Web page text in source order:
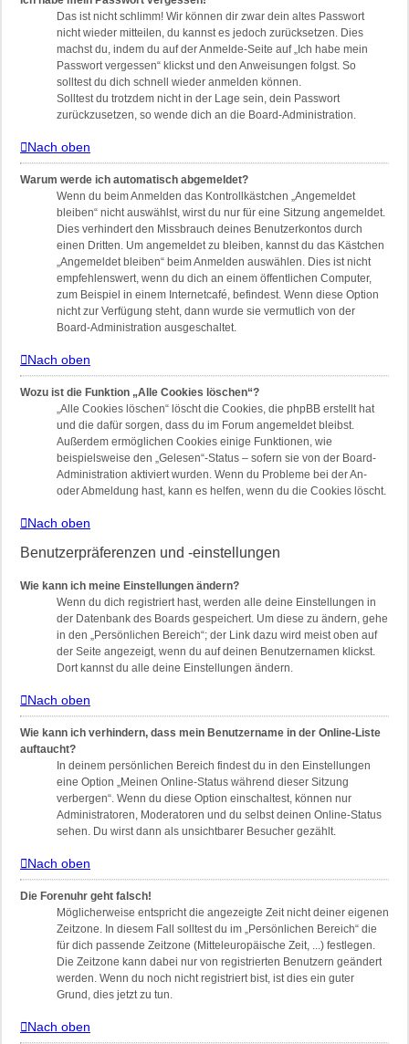
Das ist nicht schlimm! Wir können dir zwar dein altes Passwort
nicht wieder mitteilen, du kannst es jedoch zurücksetzen. Dies
machst du, indem du auf der Anmelde-Seite auf „Ich habe mein
Passwort vergessen“ klickst und den Anweisungen folgst. So
solltest du dich schnell wieder anmelden können.
Solltest du trotzdem nicht in der Lage sein, dein Passwort
zurückzusetzen, so wende dich an die Board-Administration.
Nach oben
Warum werde ich automatisch abgemeldet?
Wenn du beim Anmelden das Kontrollkästchen „Angemeldet
bleiben“ nicht auswählst, wirst du nur für eine Sitzung angemeldet.
Dies verhindert den Missbrauch deines Benutzerkontos durch
einen Dritten. Um angemeldet zu bleiben, kannst du das Kästchen
„Angemeldet bleiben“ beim Anmelden auswählen. Dies ist nicht
empfehlenswert, wenn du dich an einem öffentlichen Computer,
zum Beispiel in einem Internetcafé, befindest. Wenn diese Option
nicht zur Verfügung steht, dann wurde sie vermutlich von der
Board-Administration ausgeschaltet.
Nach oben
Wozu ist die Funktion „Alle Cookies löschen“?
„Alle Cookies löschen“ löscht die Cookies, die phpBB erstellt hat
und die dafür sorgen, dass du im Forum angemeldet bleibst.
Außerdem ermöglichen Cookies einige Funktionen, wie
beispielsweise den „Gelesen“-Status – sofern sie von der Board-
Administration aktiviert wurden. Wenn du Probleme bei der An-
oder Abmeldung hast, kann es helfen, wenn du die Cookies löscht.
Nach oben
Benutzerpräferenzen und -einstellungen
Wie kann ich meine Einstellungen ändern?
Wenn du dich registriert hast, werden alle deine Einstellungen in
der Datenbank des Boards gespeichert. Um diese zu ändern, gehe
in den „Persönlichen Bereich“; der Link dazu wird meist oben auf
der Seite angezeigt, wenn du auf deinen Benutzernamen klickst.
Dort kannst du alle deine Einstellungen ändern.
Nach oben
Wie kann ich verhindern, dass mein Benutzername in der Online-Liste
auftaucht?
In deinem persönlichen Bereich findest du in den Einstellungen
eine Option „Meinen Online-Status während dieser Sitzung
verbergen“. Wenn du diese Option einschaltest, können nur
Administratoren, Moderatoren und du selbst deinen Online-Status
sehen. Du wirst dann als unsichtbarer Besucher gezählt.
Nach oben
Die Forenuhr geht falsch!
Möglicherweise entspricht die angezeigte Zeit nicht deiner eigenen
Zeitzone. In diesem Fall solltest du im „Persönlichen Bereich“ die
für dich passende Zeitzone (Mitteleuropäische Zeit, ...) festlegen.
Die Zeitzone kann dabei nur von registrierten Benutzern geändert
werden. Wenn du noch nicht registriert bist, ist dies ein guter
Grund, dies jetzt zu tun.
Nach oben